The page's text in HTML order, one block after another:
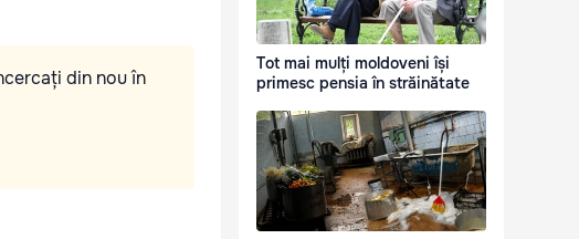
din nou în
Tot mai mulți moldoveni își
primesc pensia în străinătate